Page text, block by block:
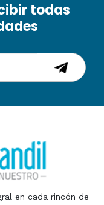
todas
en cada rincón de